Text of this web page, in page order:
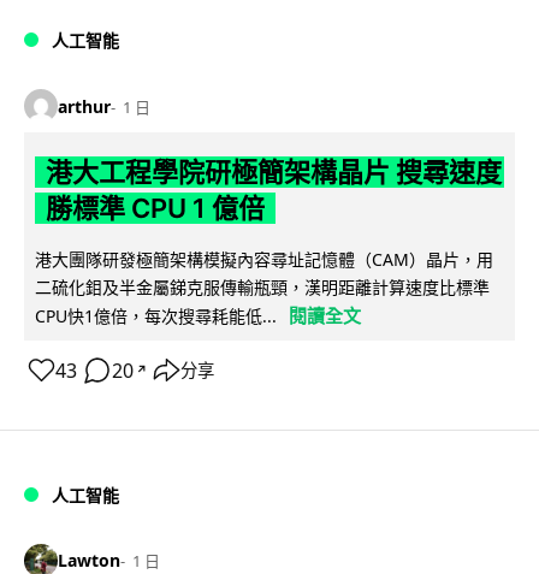
人工智能
arthur 1 日
港大工程學院研極簡架構晶片 搜尋速度
勝標準 CPU 1 億倍
港大團隊研發極簡架構模擬內容尋址記憶體（CAM）晶片，用
二硫化鉬及半金屬銻克服傳輸瓶頸，漢明距離計算速度比標準
CPU快1億倍，每次搜尋耗能低...
閱讀全文
43 20 ↗ 分享
人工智能
Lawton 1 日